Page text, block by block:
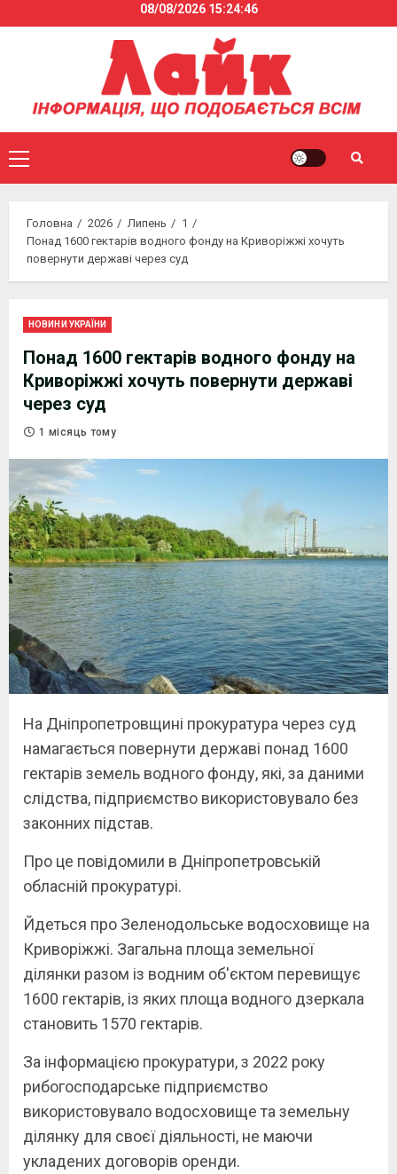
to
08/08/2026 15:24:47
Primary
Menu
Головна 2026 Липень
1
Понад 1600 гектарів водного фонду на Криворіжжі хочуть
повернути державі через суд
НОВИНИ УКРАЇНИ
Понад 1600 гектарів водного фонду на
Криворіжжі хочуть повернути державі
через суд
1 місяць тому
На Дніпропетровщині прокуратура через суд
намагається повернути державі понад 1600
гектарів земель водного фонду, які, за даними
слідства, підприємство використовувало без
законних підстав.
Про це повідомили в Дніпропетровській
обласній прокуратурі.
Йдеться про Зеленодольське водосховище на
Криворіжжі. Загальна площа земельної
ділянки разом із водним об'єктом перевищує
1600 гектарів, із яких площа водного дзеркала
становить 1570 гектарів.
За інформацією прокуратури, з 2022 року
рибогосподарське підприємство
використовувало водосховище та земельну
ділянку для своєї діяльності, не маючи
укладених договорів оренди.